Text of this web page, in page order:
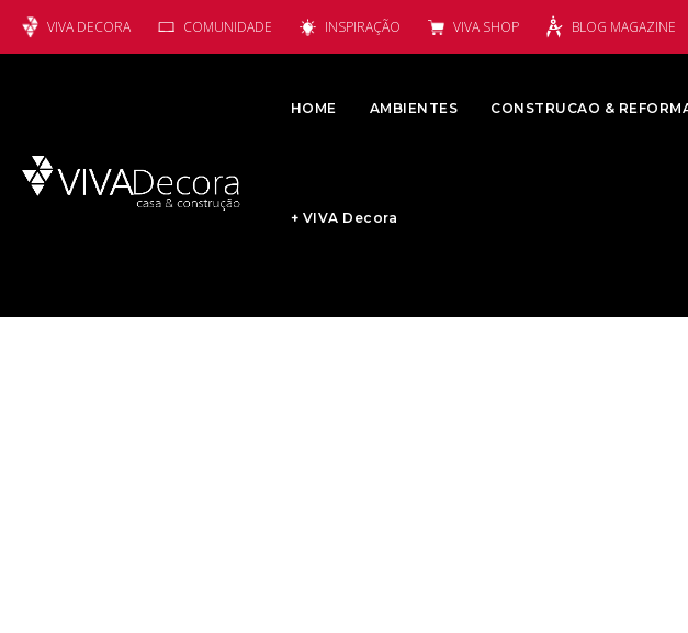
VIVA DECORA COMUNIDADE INSPIRAÇÃO VIVA SHOP BLOG MAGAZINE
HOME AMBIENTES CONSTRUCAO &
+ VIVA Decora